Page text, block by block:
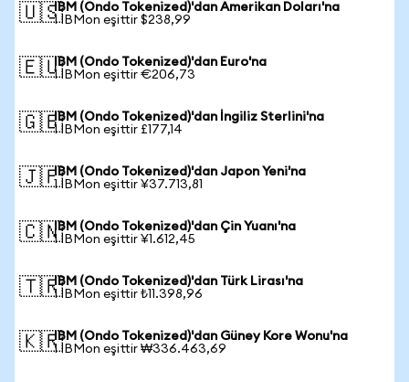
🇺🇸IBM (Ondo Tokenized)'dan Amerikan Doları'na
1 IBMon eşittir $238,99
🇪🇺IBM (Ondo Tokenized)'dan Euro'na
1 IBMon eşittir €206,73
🇬🇧IBM (Ondo Tokenized)'dan İngiliz Sterlini'na
1 IBMon eşittir £177,14
🇯🇵IBM (Ondo Tokenized)'dan Japon Yeni'na
1 IBMon eşittir ¥37.713,81
🇨🇳IBM (Ondo Tokenized)'dan Çin Yuanı'na
1 IBMon eşittir ¥1.612,45
🇹🇷IBM (Ondo Tokenized)'dan Türk Lirası'na
1 IBMon eşittir ₺11.398,96
🇰🇷IBM (Ondo Tokenized)'dan Güney Kore Wonu'na
1 IBMon eşittir ₩336.463,69